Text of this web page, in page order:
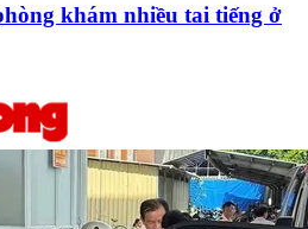
khám nhiều tai tiếng ở